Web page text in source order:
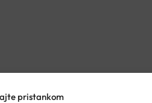
pristankom